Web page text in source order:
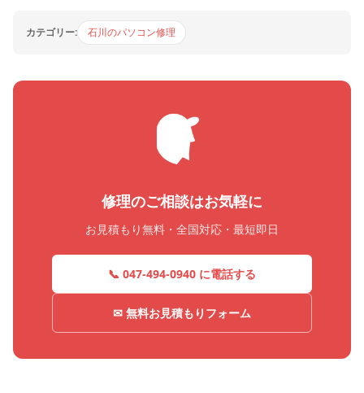
カテゴリー: 石川のパソコン修理
修理のご相談はお気軽に
お見積もり無料・全国対応・最短即日
📞 047-494-0940 に電話する
✉ 無料お見積もりフォーム